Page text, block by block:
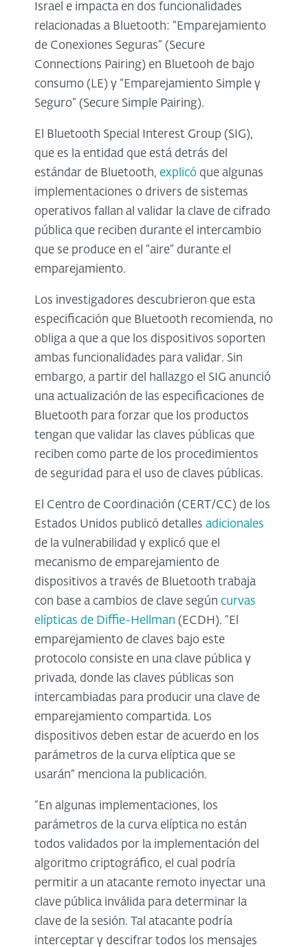
Israel e impacta en dos funcionalidades
relacionadas a Bluetooth: “Emparejamiento
de Conexiones Seguras” (Secure
Connections Pairing) en Bluetooh de bajo
consumo (LE) y “Emparejamiento Simple y
Seguro” (Secure Simple Pairing).
El Bluetooth Special Interest Group (SIG),
que es la entidad que está detrás del
estándar de Bluetooth, explicó que algunas
implementaciones o drivers de sistemas
operativos fallan al validar la clave de cifrado
pública que reciben durante el intercambio
que se produce en el “aire” durante el
emparejamiento.
Los investigadores descubrieron que esta
especificación que Bluetooth recomienda, no
obliga a que a que los dispositivos soporten
ambas funcionalidades para validar. Sin
embargo, a partir del hallazgo el SIG anunció
una actualización de las especificaciones de
Bluetooth para forzar que los productos
tengan que validar las claves públicas que
reciben como parte de los procedimientos
de seguridad para el uso de claves públicas.
El Centro de Coordinación (CERT/CC) de los
Estados Unidos publicó detalles adicionales
de la vulnerabilidad y explicó que el
mecanismo de emparejamiento de
dispositivos a través de Bluetooth trabaja
con base a cambios de clave según curvas
elípticas de Diffie-Hellman (ECDH). “El
emparejamiento de claves bajo este
protocolo consiste en una clave pública y
privada, donde las claves públicas son
intercambiadas para producir una clave de
emparejamiento compartida. Los
dispositivos deben estar de acuerdo en los
parámetros de la curva elíptica que se
usarán” menciona la publicación.
“En algunas implementaciones, los
parámetros de la curva elíptica no están
todos validados por la implementación del
algoritmo criptográfico, el cual podría
permitir a un atacante remoto inyectar una
clave pública inválida para determinar la
clave de la sesión. Tal atacante podría
interceptar y descifrar todos los mensajes